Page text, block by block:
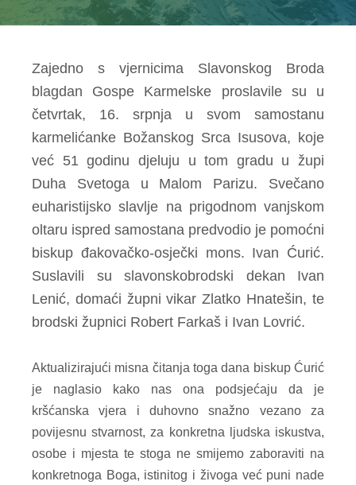
Zajedno s vjernicima Slavonskog Broda
blagdan Gospe Karmelske proslavile su u
četvrtak, 16. srpnja u svom samostanu
karmelićanke Božanskog Srca Isusova, koje
već 51 godinu djeluju u tom gradu u župi
Duha Svetoga u Malom Parizu. Svečano
euharistijsko slavlje na prigodnom vanjskom
oltaru ispred samostana predvodio je pomoćni
biskup đakovačko-osječki mons. Ivan Ćurić.
Suslavili su slavonskobrodski dekan Ivan
Lenić, domaći župni vikar Zlatko Hnatešin, te
brodski župnici Robert Farkaš i Ivan Lovrić.
Aktualizirajući misna čitanja toga dana biskup Ćurić
je naglasio kako nas ona podsjećaju da je
kršćanska vjera i duhovno snažno vezano za
povijesnu stvarnost, za konkretna ljudska iskustva,
osobe i mjesta te stoga ne smijemo zaboraviti na
konkretnoga Boga, istinitog i živoga već puni nade